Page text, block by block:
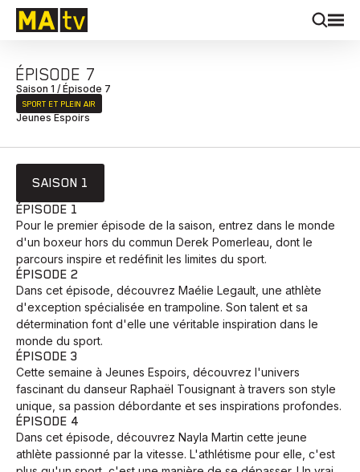
ÉPISODE 7
Saison 1 / Épisode 7
SPORT ET PLEIN AIR
Jeunes Espoirs
SAISON 1
ÉPISODE 1
Pour le premier épisode de la saison, entrez dans le monde
d'un boxeur hors du commun Derek Pomerleau, dont le
parcours inspire et redéfinit les limites du sport.
ÉPISODE 2
Dans cet épisode, découvrez Maélie Legault, une athlète
d'exception spécialisée en trampoline. Son talent et sa
détermination font d'elle une véritable inspiration dans le
monde du sport.
ÉPISODE 3
Cette semaine à Jeunes Espoirs, découvrez l'univers
fascinant du danseur Raphaël Tousignant à travers son style
unique, sa passion débordante et ses inspirations profondes.
ÉPISODE 4
Dans cet épisode, découvrez Nayla Martin cette jeune
athlète passionné par la vitesse. L'athlétisme pour elle, c'est